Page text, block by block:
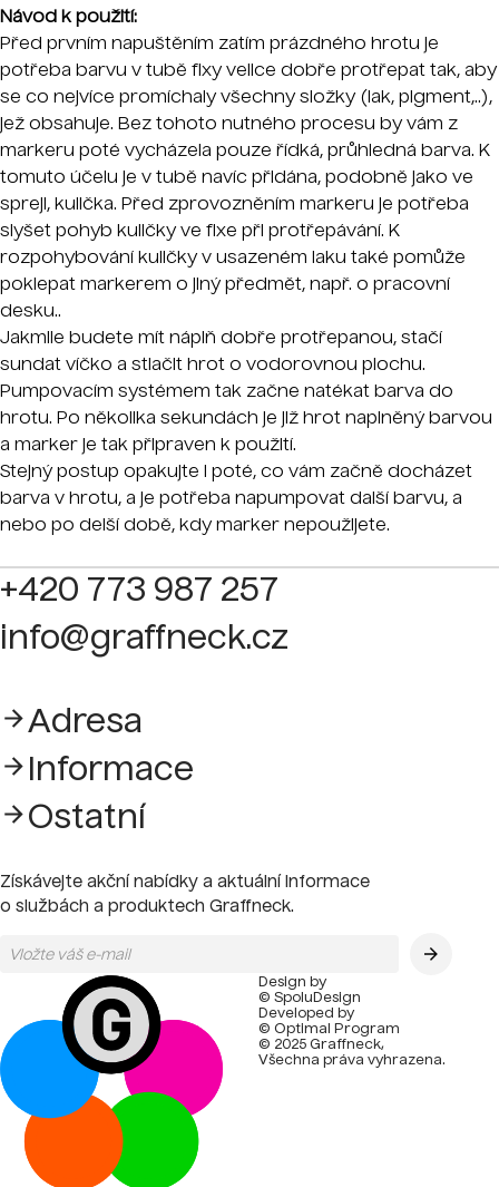
Návod k použití:
Před prvním napuštěním zatím prázdného hrotu je
potřeba barvu v tubě fixy velice dobře protřepat tak, aby
se co nejvíce promíchaly všechny složky (lak, pigment,..),
jež obsahuje. Bez tohoto nutného procesu by vám z
markeru poté vycházela pouze řídká, průhledná barva. K
tomuto účelu je v tubě navíc přidána, podobně jako ve
spreji, kulička. Před zprovozněním markeru je potřeba
slyšet pohyb kuličky ve fixe při protřepávání. K
rozpohybování kuličky v usazeném laku také pomůže
poklepat markerem o jiný předmět, např. o pracovní
desku..
Jakmile budete mít náplň dobře protřepanou, stačí
sundat víčko a stlačit hrot o vodorovnou plochu.
Pumpovacím systémem tak začne natékat barva do
hrotu. Po několika sekundách je již hrot naplněný barvou
a marker je tak připraven k použití.
Stejný postup opakujte i poté, co vám začně docházet
barva v hrotu, a je potřeba napumpovat další barvu, a
nebo po delší době, kdy marker nepoužijete.
+420 773 987 257
info@graffneck.cz
Adresa
Informace
Ostatní
Získávejte akční nabídky a aktuální informace
o službách a produktech Graffneck.
Design by
© SpoluDesign
Developed by
© Optimal Program
© 2025 Graffneck,
Všechna práva vyhrazena.